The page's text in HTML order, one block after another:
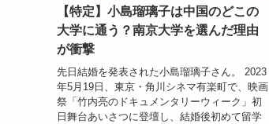
【特定】小島瑠璃子は中国のどこの
大学に通う？南京大学を選んだ理由
が衝撃
先日結婚を発表された小島瑠璃子さん。 2023
年5月19日、東京・角川シネマ有楽町で、映画
祭「竹内亮のドキュメンタリーウィーク」初
日舞台あいさつに登壇し、結婚後初めて留学